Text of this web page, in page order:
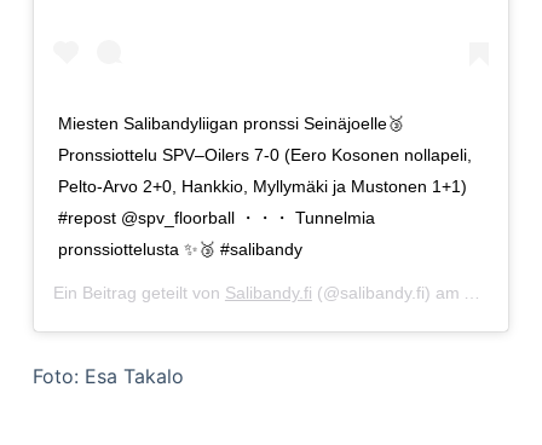
Miesten Salibandyliigan pronssi Seinäjoelle🥉
Pronssiottelu SPV–Oilers 7-0 (Eero Kosonen nollapeli,
Pelto-Arvo 2+0, Hankkio, Myllymäki ja Mustonen 1+1)
#repost @spv_floorball ・・・ Tunnelmia
pronssiottelusta ✨🥉 #salibandy
Ein Beitrag geteilt von Salibandy.fi (@salibandy.fi) am
Foto: Esa Takalo